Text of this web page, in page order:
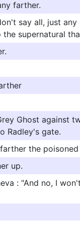
farther.
say all, just
supernatural
Ghost against
Radley's gate.
the
up.
: "And no, I